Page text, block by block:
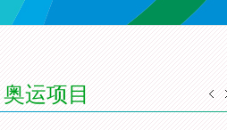
奥运项目